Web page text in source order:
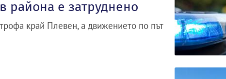
района е затруднено
край Плевен, а движението по път